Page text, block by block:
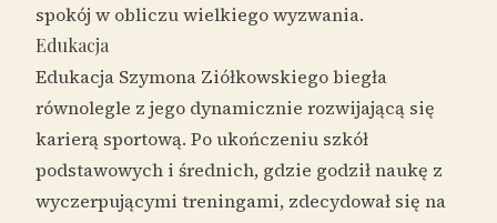
spokój w obliczu wielkiego wyzwania.
Edukacja
Edukacja Szymona Ziółkowskiego biegła
równolegle z jego dynamicznie rozwijającą się
karierą sportową. Po ukończeniu szkół
podstawowych i średnich, gdzie godził naukę z
wyczerpującymi treningami, zdecydował się na